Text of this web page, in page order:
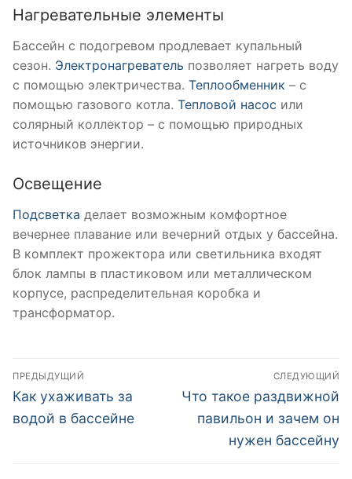
Нагревательные элементы
Бассейн с подогревом продлевает купальный
сезон. Электронагреватель позволяет нагреть воду
с помощью электричества. Теплообменник – с
помощью газового котла. Тепловой насос или
солярный коллектор – с помощью природных
источников энергии.
Освещение
Подсветка делает возможным комфортное
вечернее плавание или вечерний отдых у бассейна.
В комплект прожектора или светильника входят
блок лампы в пластиковом или металлическом
корпусе, распределительная коробка и
трансформатор.
Навигация
по
записям
ПРЕДЫДУЩИЙ
Предыдущий
пост:
Как ухаживать за
водой в бассейне
СЛЕДУЮЩИЙ
Следующий
пост:
Что такое раздвижной
павильон и зачем он
нужен бассейну